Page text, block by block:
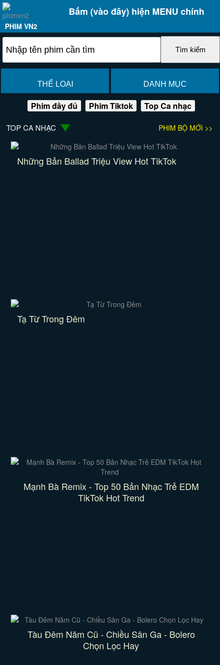
Bấm (vào đây) hiện MENU chính
PHIM VN2
THỂ LOẠI DANH MỤC
Phim đầy đủ Phim Tiktok Top Ca nhạc
TOP CA NHẠC PHIM BỘ MỚI >>
Những Bản Ballad Triệu View Hot TikTok
Tạ Từ Trong Đêm
Mạnh Bà Remix - Top 50 Bản Nhạc Trẻ EDM
TikTok Hot Trend
Tàu Đêm Năm Cũ - Chiều Sân Ga - Bolero
Chọn Lọc Hay